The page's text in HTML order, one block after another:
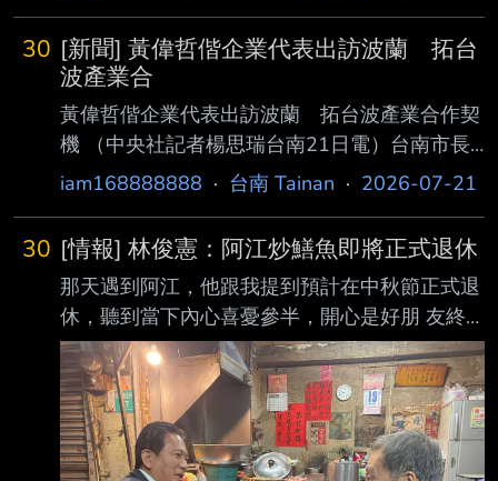
30 [新聞] 黃偉哲偕企業代表出訪波蘭 拓台
波產業合
黃偉哲偕企業代表出訪波蘭 拓台波產業合作契
機 （中央社記者楊思瑞台南21日電）台南市長
黃偉哲帶領市府團隊及企業界代表出訪波蘭，
技實力及產業優勢，聚焦人工智慧、智慧 製造
等領域，盼拓展合作契機。 台南市政府今天發
布新聞稿指出，黃偉哲此次偕市府團隊及企業代
表前往波蘭波美拉尼亞 （Pomerania）省，展開
在當地40小時商務訪問，以有限時間發揮最大效
益，訪團抵達波 蘭後，受到波方熱情歡迎。 台
南市政府指出，訪問團與格但斯克市（Gdak）
市長杜爾克維奇（Aleksan
iam168888888 · 台南 Tainan · 2026-07-21
30 [情報] 林俊憲：阿江炒鱔魚即將正式退休
那天遇到阿江，他跟我提到預計在中秋節正式退
休，聽到當下內心喜憂參半，開心是好朋 友終
於可以好好享受退休生活，從此不會再有客人煩
他炒鱔魚還要等多久，難過是台南經 典小吃店
又要少一間了。 當初會起心動念拍攝「憲在台
南」美食影片，甚至是到後來有機會出實體書，
就是希望把 這些陪伴台南人成長的老店故事、